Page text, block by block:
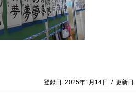
登録日: 2025年1月14日 / 更新日: